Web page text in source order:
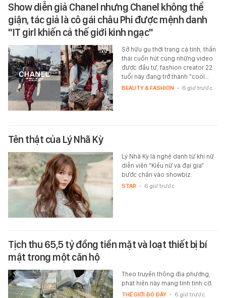
Show diễn giả Chanel nhưng Chanel không thể
giận, tác giả là cô gái châu Phi được mệnh danh
"IT girl khiến cả thế giới kinh ngạc"
Sở hữu gu thời trang cá tính, thần
thái cuốn hút cùng những video
được đầu tư, fashion creator 22
tuổi này đang trở thành "cool…
BEAUTY & FASHION - 6 giờ trước
Tên thật của Lý Nhã Kỳ
Lý Nhã Kỳ là nghệ danh từ khi nữ
diễn viên "Kiều nữ và đại gia"
bước chân vào showbiz.
STAR - 6 giờ trước
Tịch thu 65,5 tỷ đồng tiền mặt và loạt thiết bị bí
mật trong một căn hộ
Theo truyền thông địa phương,
phát hiện này mang tính tình cờ.
THẾ GIỚI ĐÓ ĐÂY - 6 giờ trước